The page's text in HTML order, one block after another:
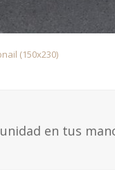
(150x230)
en tus